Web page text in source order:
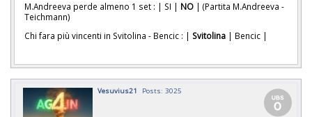
M.Andreeva perde almeno 1 set : | SI | NO | (Partita M.Andreeva -
Teichmann)
Chi fara più vincenti in Svitolina - Bencic : | Svitolina | Bencic |
Vesuvius21 Posts: 3025